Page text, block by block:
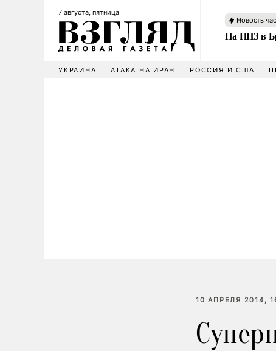
7 августа, пятница
Новость
На НПЗ в
УКРАИНА АТАКА НА ИРАН РОССИЯ И США
10 АПРЕЛЯ 2014,